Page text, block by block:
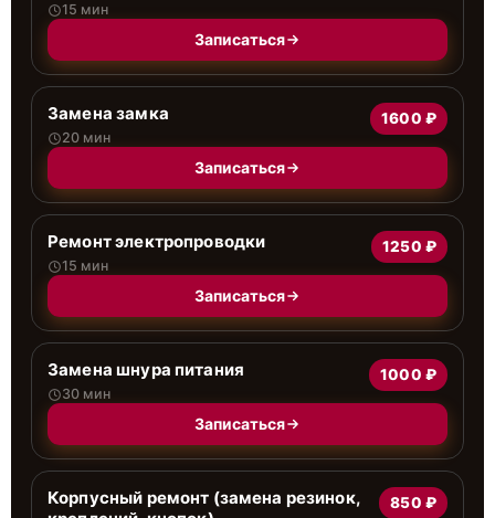
15 мин
Записаться
Замена замка
20 мин
1600 ₽
Записаться
Ремонт электропроводки
15 мин
1250 ₽
Записаться
Замена шнура питания
30 мин
1000 ₽
Записаться
Корпусный ремонт (замена резинок,
850 ₽